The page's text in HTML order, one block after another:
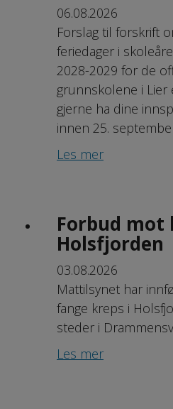
06.08.2026
Forslag til forskrift
feriedager i
2028-2029 for de
grunnskolene i Lier
gjerne ha dine
innen 25.
Les mer
Forbud mot
Holsfjorden
03.08.2026
Mattilsynet har
fange kreps i
steder i
Les mer